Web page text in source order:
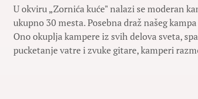
U okviru „Zornića kućeˮ nalazi se moderan
ukupno 30 mesta. Posebna draž našeg
Ono okuplja kampere iz svih delova sveta,
pucketanje vatre i zvuke gitare, kamperi